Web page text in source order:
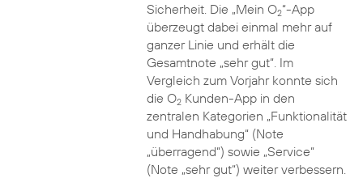
Sicherheit. Die „Mein O2“-App
überzeugt dabei einmal mehr auf
ganzer Linie und erhält die
Gesamtnote „sehr gut“. Im
Vergleich zum Vorjahr konnte sich
die O2Kunden-App in den
zentralen Kategorien „Funktionalität
und Handhabung“ (Note
„überragend“) sowie „Service“
(Note „sehr gut“) weiter verbessern.